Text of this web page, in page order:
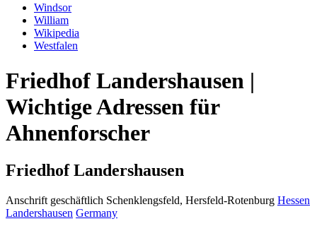
Windsor
William
Wikipedia
Westfalen
Friedhof Landershausen |
Wichtige Adressen für
Ahnenforscher
Friedhof Landershausen
Anschrift geschäftlich Schenklengsfeld, Hersfeld-Rotenburg Hessen
Landershausen Germany